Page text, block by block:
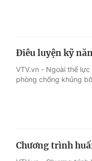
Điêu luyện kỹ
VTV.vn - Ngoài thể
phòng chống khủng
Chương trình